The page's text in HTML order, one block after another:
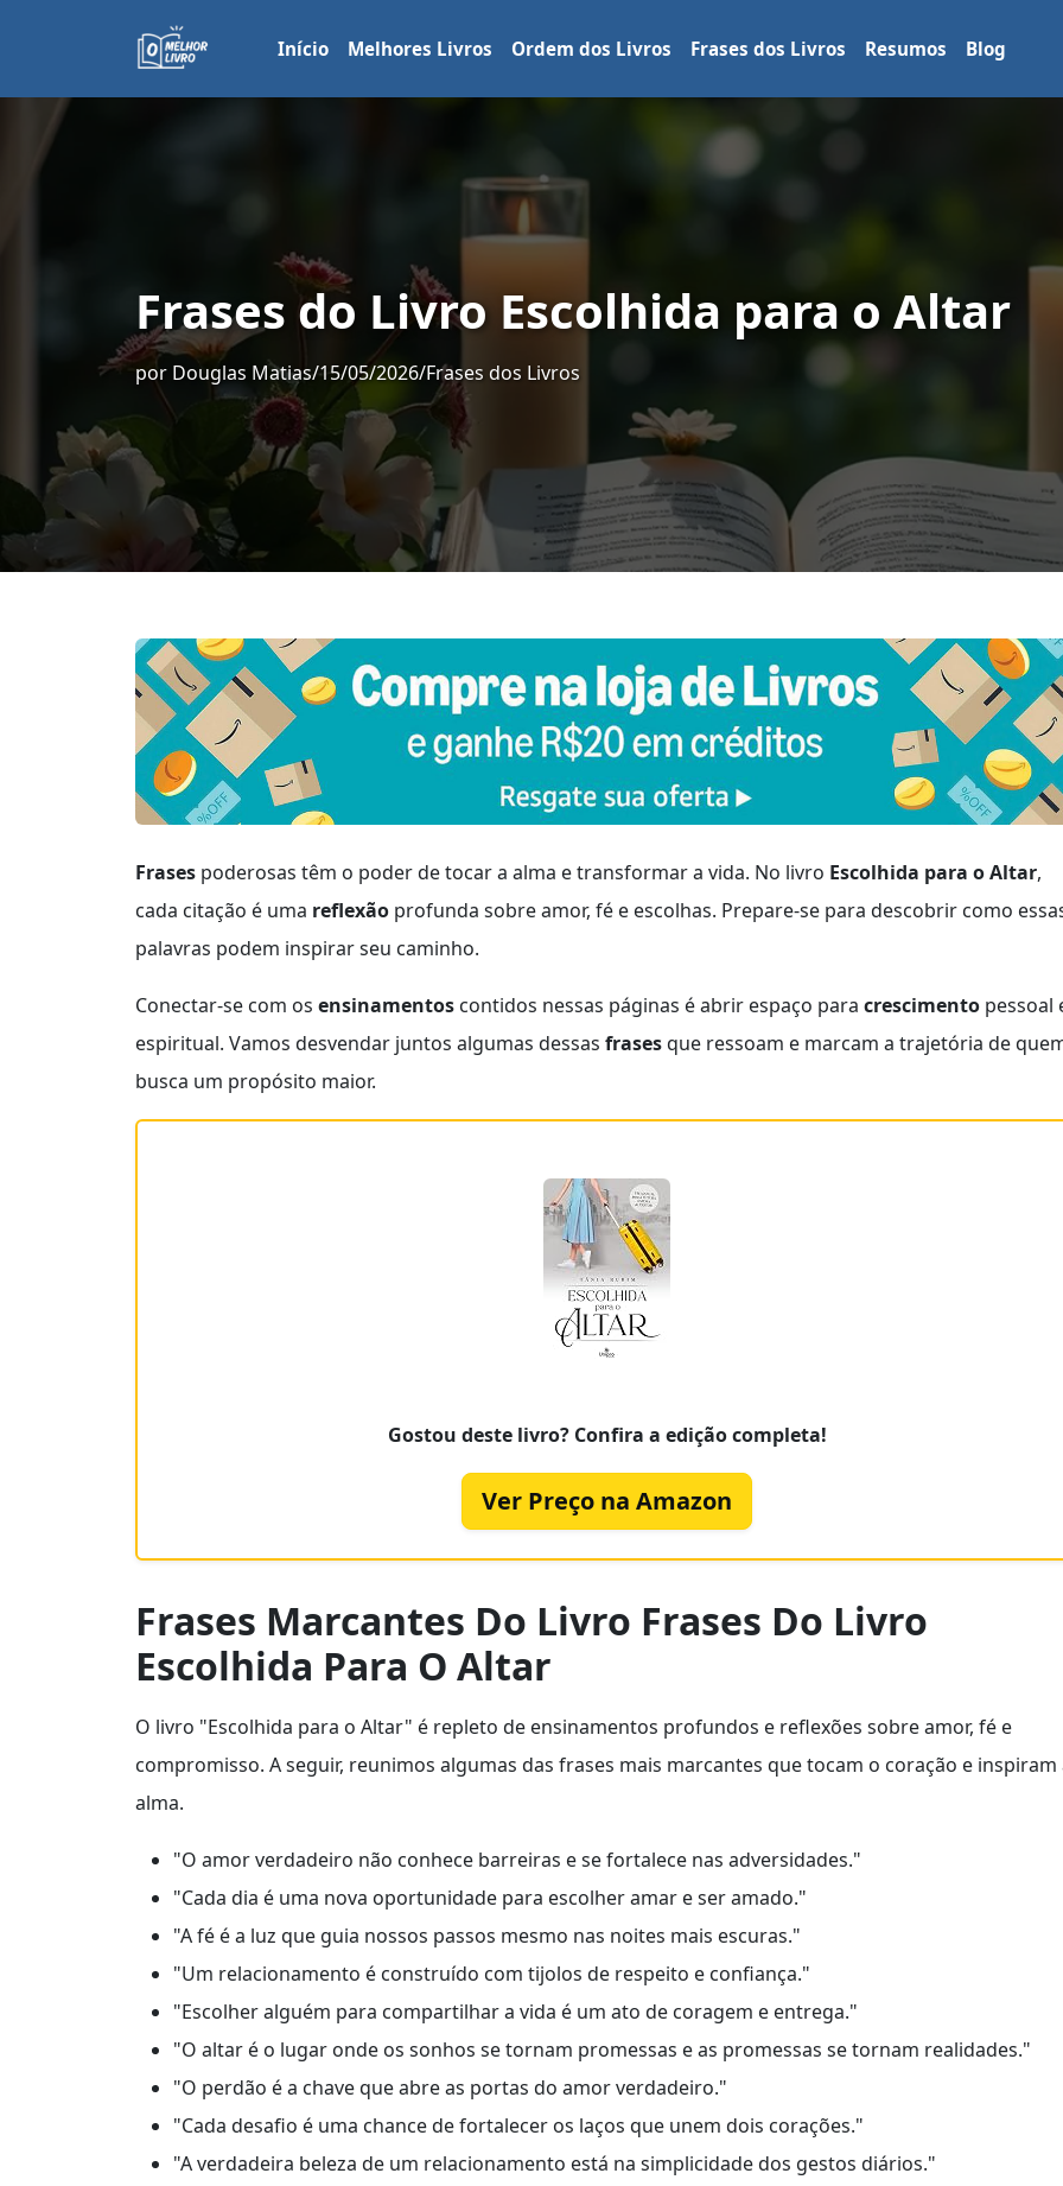
Início Melhores Livros Ordem dos Livros Frases dos Livros Resumos Blog
Frases do Livro Escolhida para o Altar
por Douglas Matias/15/05/2026/Frases dos Livros
Frases poderosas têm o poder de tocar a alma e transformar a vida. No livro Escolhida para o Altar,
cada citação é uma reflexão profunda sobre amor, fé e escolhas. Prepare-se para descobrir como
palavras podem inspirar seu caminho.
Conectar-se com os ensinamentos contidos nessas páginas é abrir espaço para crescimento pessoal
espiritual. Vamos desvendar juntos algumas dessas frasesque ressoam e marcam a trajetória de
busca um propósito maior.
Gostou deste livro? Confira a edição completa!
Ver Preço na Amazon
Frases Marcantes Do Livro Frases Do Livro
Escolhida Para O Altar
O livro "Escolhida para o Altar" é repleto de ensinamentos profundos e reflexões sobre amor, fé e
compromisso. A seguir, reunimos algumas das frases mais marcantes que tocam o coração e inspiram
alma.
"O amor verdadeiro não conhece barreiras e se fortalece nas adversidades."
"Cada dia é uma nova oportunidade para escolher amar e ser amado."
"A fé é a luz que guia nossos passos mesmo nas noites mais escuras."
"Um relacionamento é construído com tijolos de respeito e confiança."
"Escolher alguém para compartilhar a vida é um ato de coragem e entrega."
"O altar é o lugar onde os sonhos se tornam promessas e as promessas se tornam realidades."
"O perdão é a chave que abre as portas do amor verdadeiro."
"Cada desafio é uma chance de fortalecer os laços que unem dois corações."
"A verdadeira beleza de um relacionamento está na simplicidade dos gestos diários."